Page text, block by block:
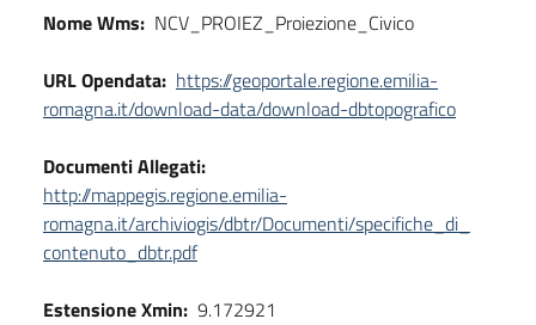
Nome Wms: NCV_PROIEZ_Proiezione_Civico
URL Opendata: https://geoportale.regione.emilia-
romagna.it/download-data/download-dbtopografico
Documenti Allegati:
http://mappegis.regione.emilia-
romagna.it/archiviogis/dbtr/Documenti/specifiche_di_
contenuto_dbtr.pdf
Estensione Xmin: 9.172921